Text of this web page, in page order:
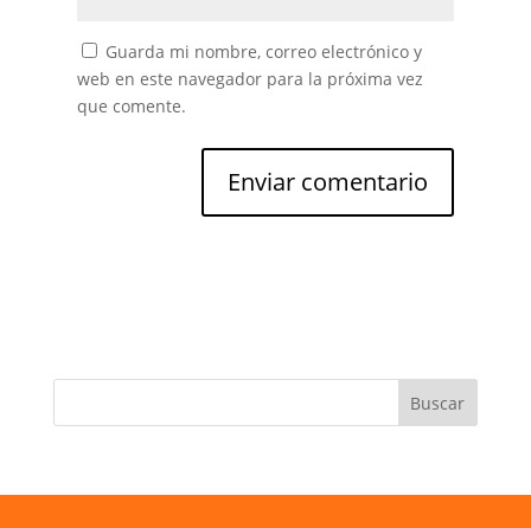
Guarda mi nombre, correo electrónico y
web en este navegador para la próxima vez
que comente.